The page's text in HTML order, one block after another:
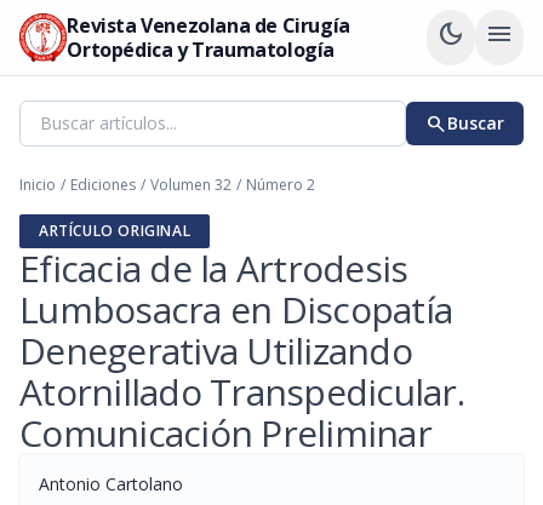
Revista Venezolana de Cirugía
Ortopédica y Traumatología
dark_mode menu
searchBuscar
Inicio / Ediciones / Volumen 32 / Número 2
ARTÍCULO ORIGINAL
Eficacia de la Artrodesis
Lumbosacra en Discopatía
Denegerativa Utilizando
Atornillado Transpedicular.
Comunicación Preliminar
Antonio Cartolano